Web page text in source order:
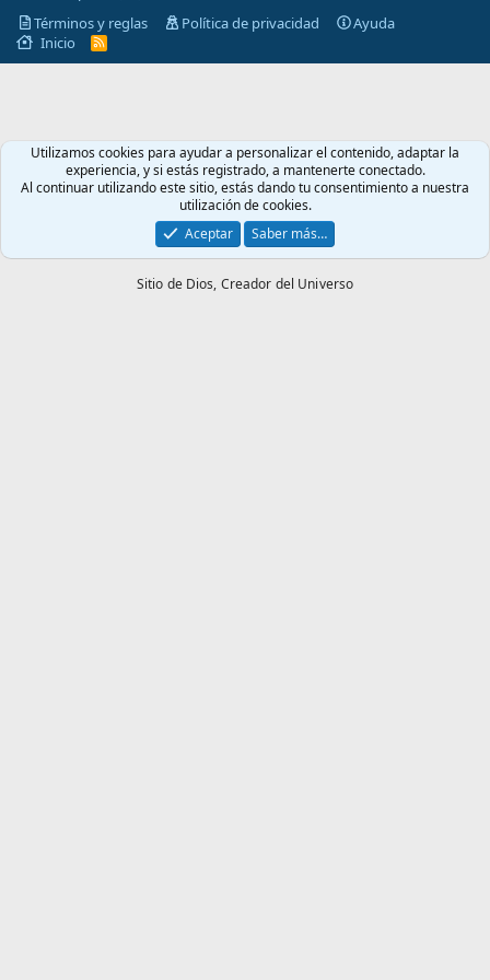
Términos y reglas
Política de privacidad
Ayuda
Inicio
R
S
Utilizamos cookies para ayudar a personalizar el contenido, adaptar la
experiencia, y si estás registrado, a mantenerte conectado.
Al continuar utilizando este sitio, estás dando tu consentimiento a nuestra
utilización de cookies.
Aceptar
Saber más…
Sitio de Dios, Creador del Universo